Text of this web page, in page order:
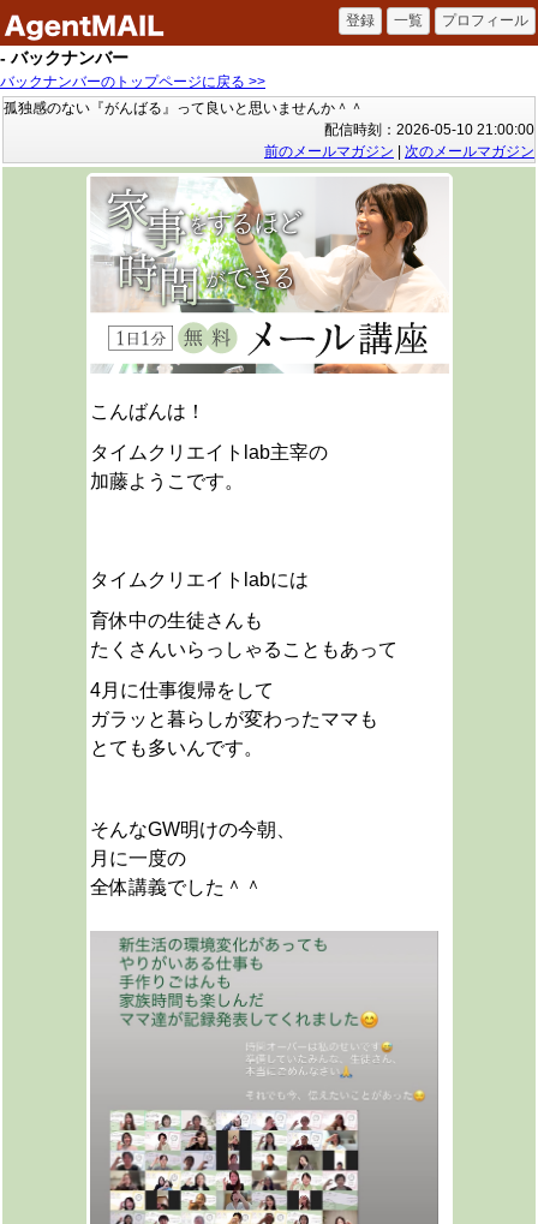
- バックナンバー
バックナンバーのトップページに戻る >>
孤独感のない『がんばる』って良いと思いませんか＾＾
配信時刻：2026-05-10 21:00:00
前のメールマガジン
次のメールマガジン
こんばんは！
タイムクリエイトlab主宰の
加藤ようこです。
タイムクリエイトlabには
育休中の生徒さんも
たくさんいらっしゃることもあって
4月に仕事復帰をして
ガラッと暮らしが変わったママも
とても多いんです。
そんなGW明けの今朝、
月に一度の
全体講義でした＾＾